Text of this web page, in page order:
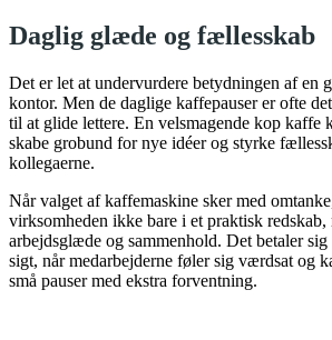
Daglig glæde og fællesskab
Det er let at undervurdere betydningen af en
kontor. Men de daglige kaffepauser er ofte
til at glide lettere. En velsmagende kop kaffe
skabe grobund for nye idéer og styrke
kollegaerne.
Når valget af kaffemaskine sker med
virksomheden ikke bare i et praktisk
arbejdsglæde og sammenhold. Det betaler
sigt, når medarbejderne føler sig værdsat og
små pauser med ekstra forventning.